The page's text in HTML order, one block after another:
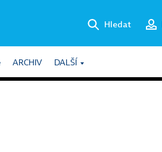
Hledat
ARCHIV DALŠÍ